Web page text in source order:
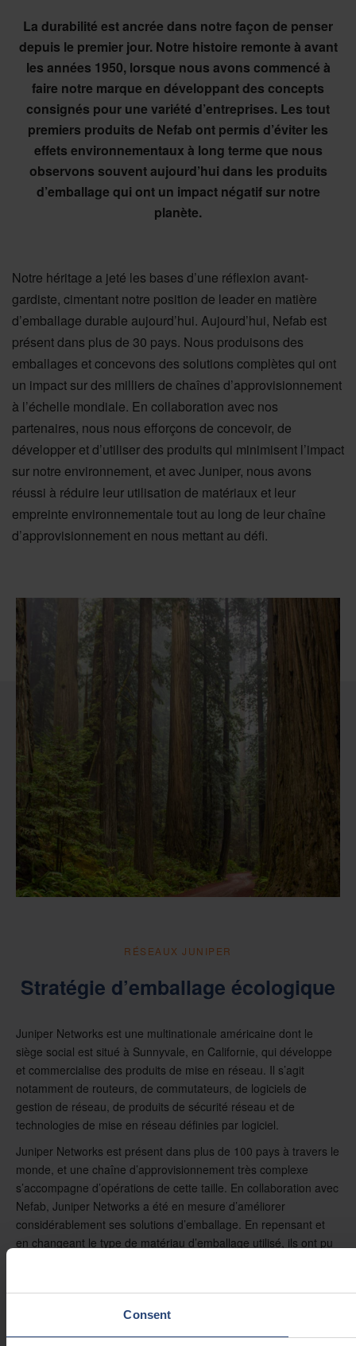
Consent
La durabilité est ancrée dans notre façon de penser
depuis le premier jour. Notre histoire remonte à avant
les années 1950, lorsque nous avons commencé à
faire notre marque en développant des concepts
consignés pour une variété d’entreprises. Les tout
premiers produits de Nefab ont permis d’éviter les
effets environnementaux à long terme que nous
observons souvent aujourd’hui dans les produits
d’emballage qui ont un impact négatif sur notre
planète.
Notre héritage a jeté les bases d’une réflexion avant-
gardiste, cimentant notre position de leader en matière
d’emballage durable aujourd’hui. Aujourd’hui, Nefab est
présent dans plus de 30 pays. Nous produisons des
emballages et concevons des solutions complètes qui ont
un impact sur des milliers de chaînes d’approvisionnement
à l’échelle mondiale. En collaboration avec nos
partenaires, nous nous efforçons de concevoir, de
développer et d’utiliser des produits qui minimisent l’impact
sur notre environnement, et avec Juniper, nous avons
réussi à réduire leur utilisation de matériaux et leur
empreinte environnementale tout au long de leur chaîne
d’approvisionnement en nous mettant au défi.
RÉSEAUX JUNIPER
Stratégie d’emballage écologique
Juniper Networks est une multinationale américaine dont le
siège social est situé à Sunnyvale, en Californie, qui développe
et commercialise des produits de mise en réseau. Il s’agit
notamment de routeurs, de commutateurs, de logiciels de
gestion de réseau, de produits de sécurité réseau et de
technologies de mise en réseau définies par logiciel.
Juniper Networks est présent dans plus de 100 pays à travers le
monde, et une chaîne d’approvisionnement très complexe
s’accompagne d’opérations de cette taille. En collaboration avec
Nefab, Juniper Networks a été en mesure d’améliorer
considérablement ses solutions d’emballage. En repensant et
en changeant le type de matériau d’emballage utilisé, ils ont pu
solutions d’emballage de Juniper, veuillez regarder la vidéo ci-
dessous